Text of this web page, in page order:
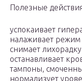
Полезные
успокаивает
налаживает режим
снимает
останавливает
тампоны,
нормализует